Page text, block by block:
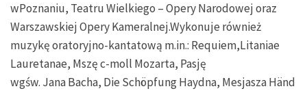
wPoznaniu, Teatru Wielkiego – Opery Narodowej oraz
Warszawskiej Opery Kameralnej.Wykonuje również
muzykę oratoryjno-kantatową m.in.: Requiem,Litaniae
Lauretanae, Mszę c-moll Mozarta, Pasję
wgśw. Jana Bacha, Die Schöpfung Haydna, Mesjasza Händ